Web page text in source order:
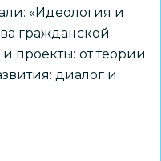
«Идеология и
гражданской
проекты: от теории
диалог и